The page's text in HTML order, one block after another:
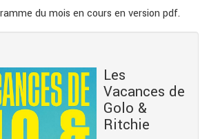
du mois en cours en version pdf.
Les
Vacances de
Golo &
Ritchie